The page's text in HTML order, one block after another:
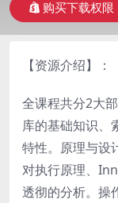
购买下载权限
【资源介绍】：
全课程共分2大
库的基础知识、
特性。原理与设
对执行原理、
透彻的分析。操